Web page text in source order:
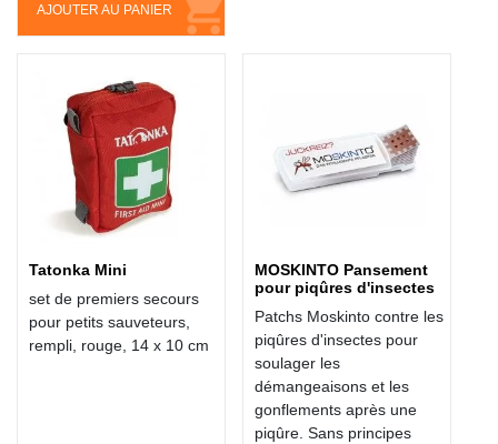
AJOUTER AU PANIER
Tatonka Mini
set de premiers secours
pour petits sauveteurs,
rempli, rouge, 14 x 10 cm
MOSKINTO Pansement
pour piqûres d'insectes
Patchs Moskinto contre les
piqûres d'insectes pour
soulager les
démangeaisons et les
gonflements après une
piqûre. Sans principes